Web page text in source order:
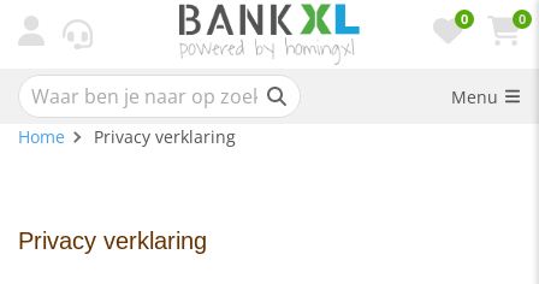
0 0
Menu
Home
Privacy verklaring
Privacy verklaring